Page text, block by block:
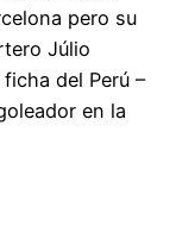
pero su
Júlio
del Perú –
en la